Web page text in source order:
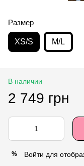
Размер
XS/S M/L
В наличии
2 749 грн
% Войти для